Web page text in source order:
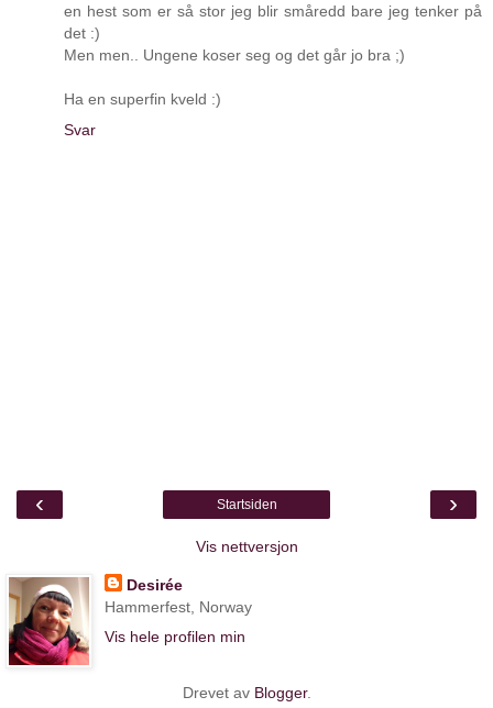
en hest som er så stor jeg blir småredd bare jeg tenker på
det :)
Men men.. Ungene koser seg og det går jo bra ;)
Ha en superfin kveld :)
Svar
‹ ›
Startsiden
Vis nettversjon
Desirée
Hammerfest, Norway
Vis hele profilen min
Drevet av Blogger.